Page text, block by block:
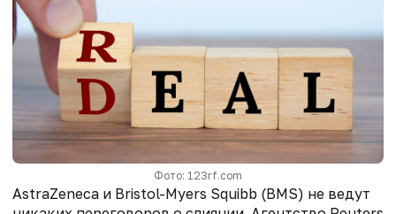
Фото: 123rf.com
AstraZeneca и Bristol-Myers Squibb (BMS) не ведут